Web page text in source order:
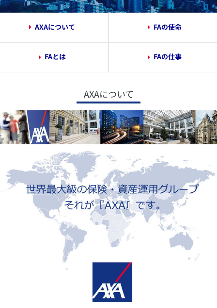
AXAについて FAの使命
FAとは FAの仕事
AXAについて